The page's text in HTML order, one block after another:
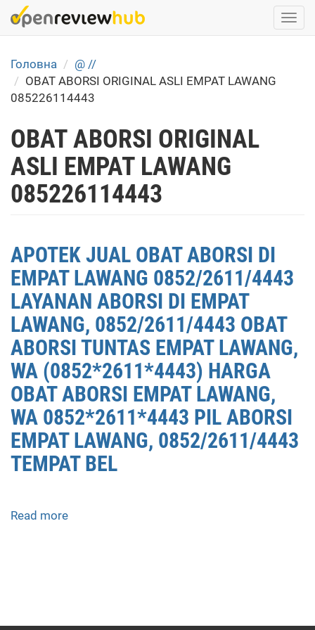
Skip
to
content
Головна
@ //
OBAT ABORSI ORIGINAL ASLI EMPAT LAWANG
085226114443
OBAT ABORSI ORIGINAL
ASLI EMPAT LAWANG
085226114443
APOTEK JUAL OBAT ABORSI DI
EMPAT LAWANG 0852/2611/4443
LAYANAN ABORSI DI EMPAT
LAWANG, 0852/2611/4443 OBAT
ABORSI TUNTAS EMPAT LAWANG,
WA (0852*2611*4443) HARGA
OBAT ABORSI EMPAT LAWANG,
WA 0852*2611*4443 PIL ABORSI
EMPAT LAWANG, 0852/2611/4443
TEMPAT BEL
Read more